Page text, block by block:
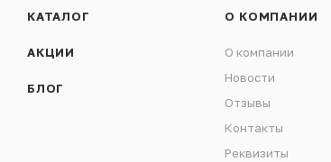
КАТАЛОГ
АКЦИИ
БЛОГ
О КОМПАНИИ
О компании
Новости
Отзывы
Контакты
Реквизиты